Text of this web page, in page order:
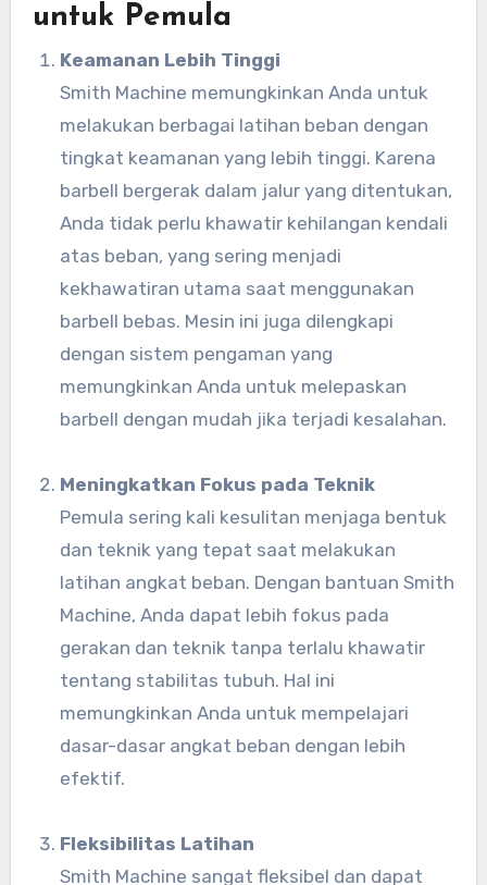
untuk Pemula
Keamanan Lebih Tinggi
Smith Machine memungkinkan Anda untuk
melakukan berbagai latihan beban dengan
tingkat keamanan yang lebih tinggi. Karena
barbell bergerak dalam jalur yang ditentukan,
Anda tidak perlu khawatir kehilangan kendali
atas beban, yang sering menjadi
kekhawatiran utama saat menggunakan
barbell bebas. Mesin ini juga dilengkapi
dengan sistem pengaman yang
memungkinkan Anda untuk melepaskan
barbell dengan mudah jika terjadi kesalahan.
Meningkatkan Fokus pada Teknik
Pemula sering kali kesulitan menjaga bentuk
dan teknik yang tepat saat melakukan
latihan angkat beban. Dengan bantuan Smith
Machine, Anda dapat lebih fokus pada
gerakan dan teknik tanpa terlalu khawatir
tentang stabilitas tubuh. Hal ini
memungkinkan Anda untuk mempelajari
dasar-dasar angkat beban dengan lebih
efektif.
Fleksibilitas Latihan
Smith Machine sangat fleksibel dan dapat